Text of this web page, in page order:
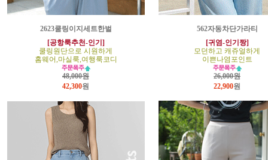
2623쿨링이지세트한벌
[공항룩추천-인기]
쿨링원단으로 시원하게
홈웨어,마실룩,여행룩코디
48,000원
42,300원
562자동차단가라티
[귀염-인기짱]
모던하고 캐쥬얼하게
이쁜나염포인트
26,000원
22,900원